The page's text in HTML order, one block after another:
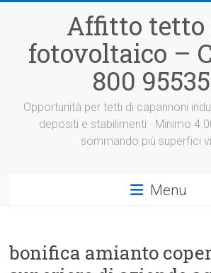
Affitto tetto
fotovoltaico –
800
Opportunità per tetti di capannoni
depositi e stabilimenti · Minimo
sommando più superfici
Menu
bonifica amianto